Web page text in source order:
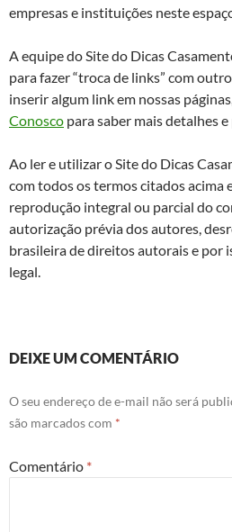
empresas e instituições neste
A equipe do Site do Dicas
para fazer “troca de links” com
inserir algum link em nossas
Conosco para saber mais detalhes e
Ao ler e utilizar o Site do Dicas
com todos os termos citados acima
reprodução integral ou parcial do
autorização prévia dos autores,
brasileira de direitos autorais e por
legal.
DEIXE UM COMENTÁRIO
O seu endereço de e-mail não será
são marcados com *
Comentário *